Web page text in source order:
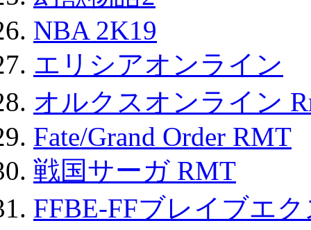
NBA 2K19
エリシアオンライン
オルクスオンライン
Fate/Grand Order RMT
戦国サーガ RMT
FFBE-FFブレイブエ